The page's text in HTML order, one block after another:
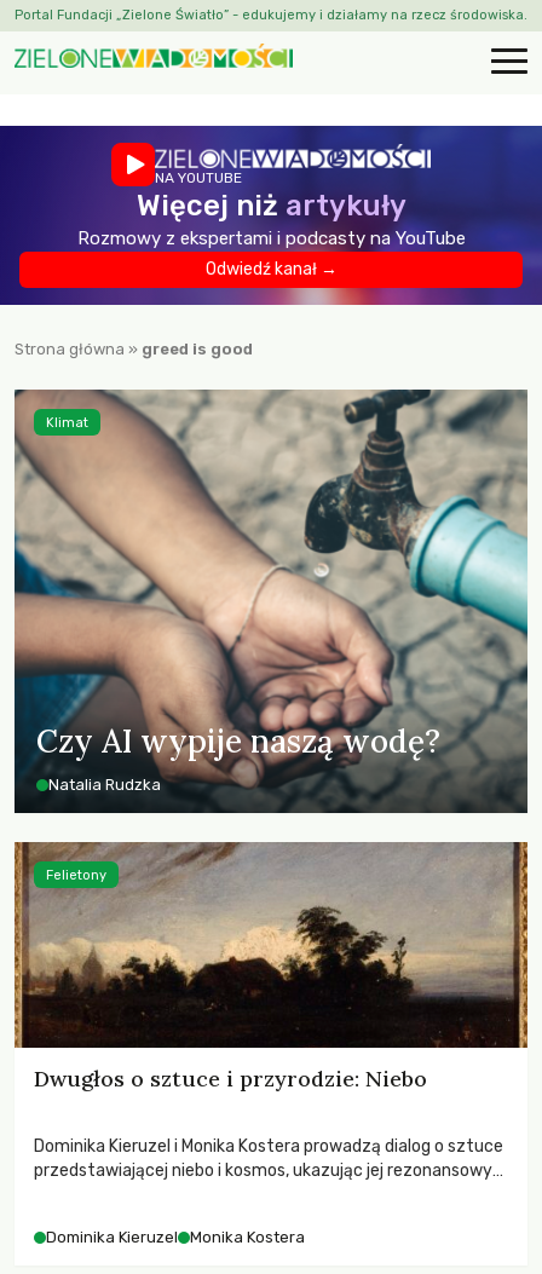
Portal Fundacji „Zielone Światło” - edukujemy i działamy na rzecz środowiska.
NA YOUTUBE
Więcej niż artykuły
Rozmowy z ekspertami i podcasty na YouTube
Odwiedź kanał →
Strona główna » greed is good
Czy AI wypije naszą wodę?
Natalia Rudzka
Klimat
Dwugłos o sztuce i przyrodzie: Niebo
Dominika Kieruzel i Monika Kostera prowadzą dialog o sztuce
przedstawiającej niebo i kosmos, ukazując jej rezonansowy
Dominika Kieruzel Monika Kostera
Felietony